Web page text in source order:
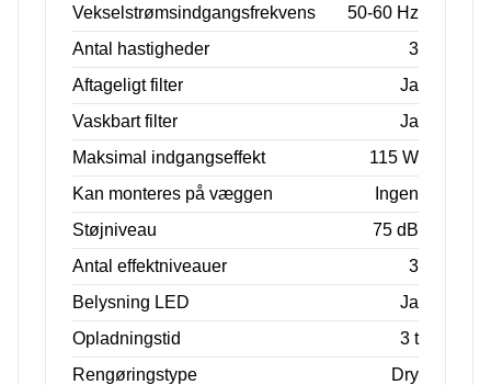
Vekselstrømsindgangsfrekvens
50-60 Hz
Antal hastigheder
3
Aftageligt filter
Ja
Vaskbart filter
Ja
Maksimal indgangseffekt
115 W
Kan monteres på væggen
Ingen
Støjniveau
75 dB
Antal effektniveauer
3
Belysning LED
Ja
Opladningstid
3 t
Rengøringstype
Dry